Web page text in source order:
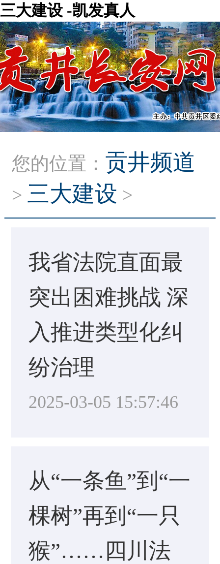
三大建设 -凯发真人
您的位置： 贡井频道
> 三大建设 >
我省法院直面最
突出困难挑战 深
入推进类型化纠
纷治理
2025-03-05 15:57:46
从“一条鱼”到“一
棵树”再到“一只
猴”……四川法